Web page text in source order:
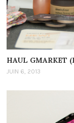
HAUL GMARKET
JUIN 6, 2013